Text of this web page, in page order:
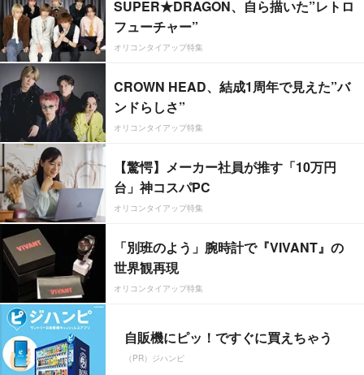
SUPER★DRAGON、自ら描いた”レトロ
フューチャー”
オリコンタイアップ特集
CROWN HEAD、結成1周年で見えた”バ
ンドらしさ”
オリコンタイアップ特集
【驚愕】メーカー社員が推す「10万円
台」神コスパPC
オリコンタイアップ特集
「別班のよう」腕時計で『VIVANT』の
世界観再現
オリコンタイアップ特集
自販機にピッ！ですぐに買えちゃう
（PR）ジハンピ